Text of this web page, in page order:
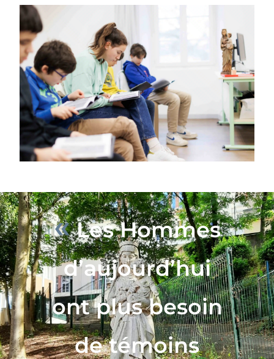
« Les Hommes
d’aujourd’hui
ont plus besoin
de témoins